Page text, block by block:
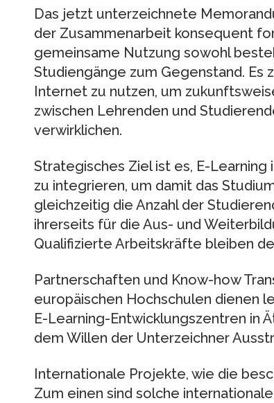
Das jetzt unterzeichnete
der Zusammenarbeit konsequent
gemeinsame Nutzung sowohl
Studiengänge zum Gegenstand. Es
Internet zu nutzen, um
zwischen Lehrenden und
verwirklichen.
Strategisches Ziel ist es, E-Learning
zu integrieren, um damit das
gleichzeitig die Anzahl der
ihrerseits für die Aus- und
Qualifizierte Arbeitskräfte bleiben
Partnerschaften und Know-how
europäischen Hochschulen dienen
E-Learning-Entwicklungszentren in
dem Willen der Unterzeichner
Internationale Projekte, wie die
Zum einen sind solche